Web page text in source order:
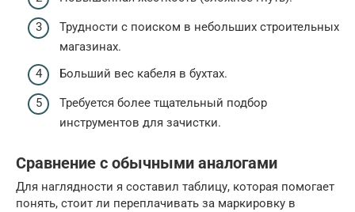
Трудности с поиском в небольших строительных
магазинах.
Больший вес кабеля в бухтах.
Требуется более тщательный подбор
инструментов для зачистки.
Сравнение с обычными аналогами
Для наглядности я составил таблицу, которая помогает
понять, стоит ли переплачивать за маркировку в